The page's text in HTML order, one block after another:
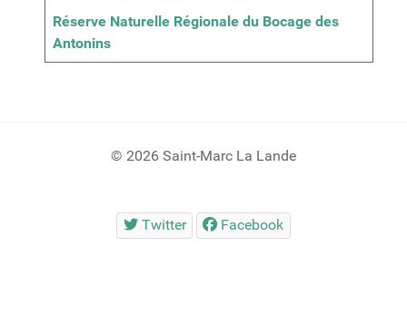
Réserve Naturelle Régionale du Bocage des
Antonins
© 2026 Saint-Marc La Lande
Twitter Facebook